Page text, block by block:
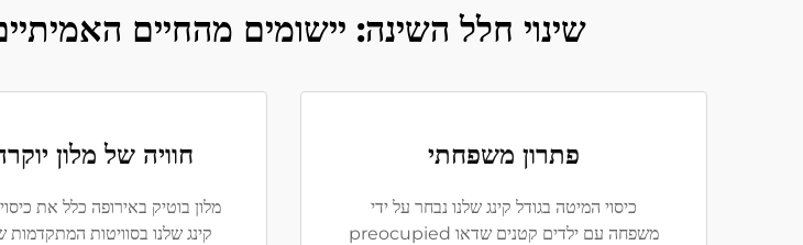
שינוי חלל השינה: יישומים מהחיים
פתרון משפחתי
כיסוי המיטה בגודל קינג שלנו נבחר על ידי
משפחה עם ילדים קטנים שדאו preocupied
חוויה של מלון
מלון בוטיק באירופה כלל את
קינג שלנו בסוויטות המתקדמות